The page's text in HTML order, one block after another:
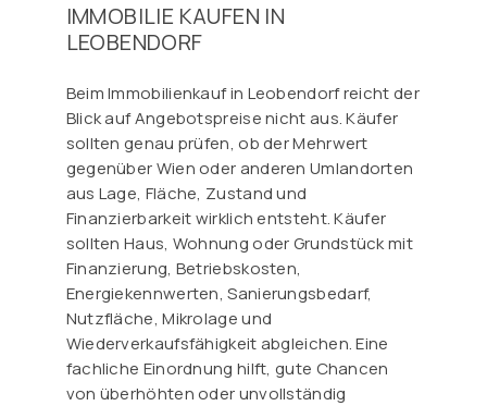
IMMOBILIE KAUFEN IN
LEOBENDORF
Beim Immobilienkauf in Leobendorf reicht der
Blick auf Angebotspreise nicht aus. Käufer
sollten genau prüfen, ob der Mehrwert
gegenüber Wien oder anderen Umlandorten
aus Lage, Fläche, Zustand und
Finanzierbarkeit wirklich entsteht. Käufer
sollten Haus, Wohnung oder Grundstück mit
Finanzierung, Betriebskosten,
Energiekennwerten, Sanierungsbedarf,
Nutzfläche, Mikrolage und
Wiederverkaufsfähigkeit abgleichen. Eine
fachliche Einordnung hilft, gute Chancen
von überhöhten oder unvollständig